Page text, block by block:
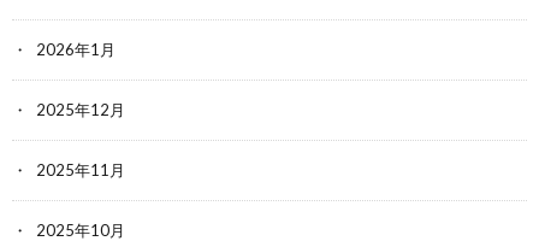
2026年1月
2025年12月
2025年11月
2025年10月